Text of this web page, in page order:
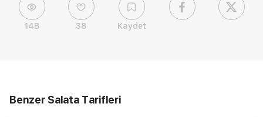
14B 38 Kaydet
Benzer Salata Tarifleri